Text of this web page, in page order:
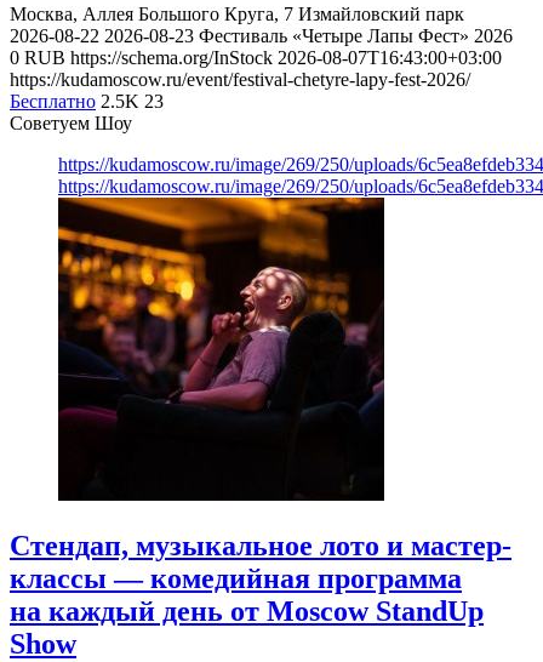
Москва, Аллея Большого Круга, 7 Измайловский парк
2026-08-22 2026-08-23 Фестиваль «Четыре Лапы Фест» 2026
0 RUB https://schema.org/InStock 2026-08-07T16:43:00+03:00
https://kudamoscow.ru/event/festival-chetyre-lapy-fest-2026/
Бесплатно 2.5K 23
Советуем Шоу
https://kudamoscow.ru/image/269/250/uploads/
https://kudamoscow.ru/image/269/250/uploads/
Стендап, музыкальное лото и мастер-
классы — комедийная программа
на каждый день от Moscow StandUp
Show